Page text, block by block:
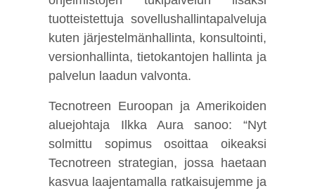
tuotteistettuja sovellushallintapalveluja
kuten järjestelmänhallinta, konsultointi,
versionhallinta, tietokantojen hallinta ja
palvelun laadun valvonta.
Tecnotreen Euroopan ja Amerikoiden
aluejohtaja Ilkka Aura sanoo: “Nyt
solmittu sopimus osoittaa oikeaksi
Tecnotreen strategian, jossa haetaan
kasvua laajentamalla ratkaisujemme ja